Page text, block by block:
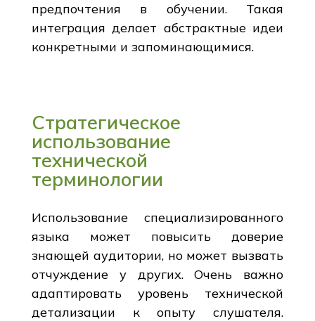
предпочтения в обучении. Такая
интеграция делает абстрактные идеи
конкретными и запоминающимися.
Стратегическое
использование
технической
терминологии
Использование специализированного
языка может повысить доверие
знающей аудитории, но может вызвать
отчуждение у других. Очень важно
адаптировать уровень технической
детализации к опыту слушателя.